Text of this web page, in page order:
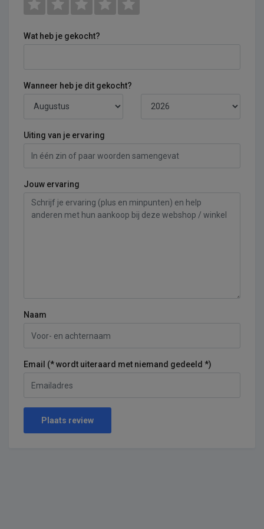
Wat heb je gekocht?
Wanneer heb je dit gekocht?
Uiting van je ervaring
Jouw ervaring
Naam
Email (* wordt uiteraard met niemand gedeeld *)
Plaats review